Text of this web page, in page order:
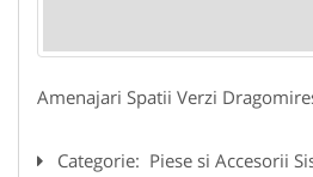
Amenajari Spatii Verzi
Categorie: Piese si Accesorii